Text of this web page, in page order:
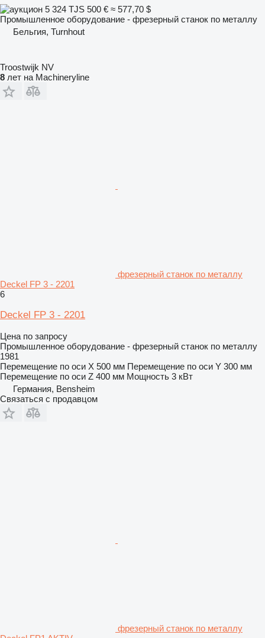
5 324 TJS 500 € ≈ 577,70 $
Промышленное оборудование - фрезерный станок по металлу
Бельгия, Turnhout
Troostwijk NV
8 лет на Machineryline
фрезерный станок по металлу
Deckel FP 3 - 2201
6
Deckel FP 3 - 2201
Цена по запросу
Промышленное оборудование - фрезерный станок по металлу
1981
Перемещение по оси X 500 мм Перемещение по оси Y 300 мм
Перемещение по оси Z 400 мм Мощность 3 кВт
Германия, Bensheim
Связаться с продавцом
фрезерный станок по металлу